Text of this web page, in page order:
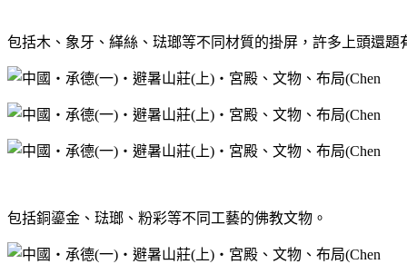
包括木、象牙、緙絲、琺瑯等不同材質的掛屏，許多上頭還題
包括銅鎏金、琺瑯、粉彩等不同工藝的佛教文物。